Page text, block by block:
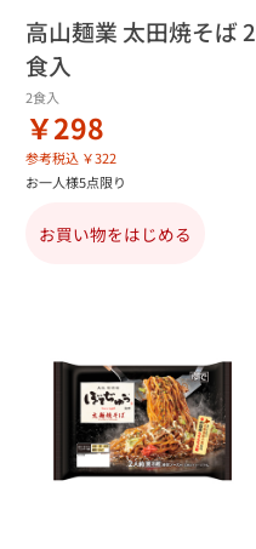
高山麺業 太田焼そば 2
食入
2食入
￥298
参考税込 ￥322
お一人様5点限り
お買い物をはじめる